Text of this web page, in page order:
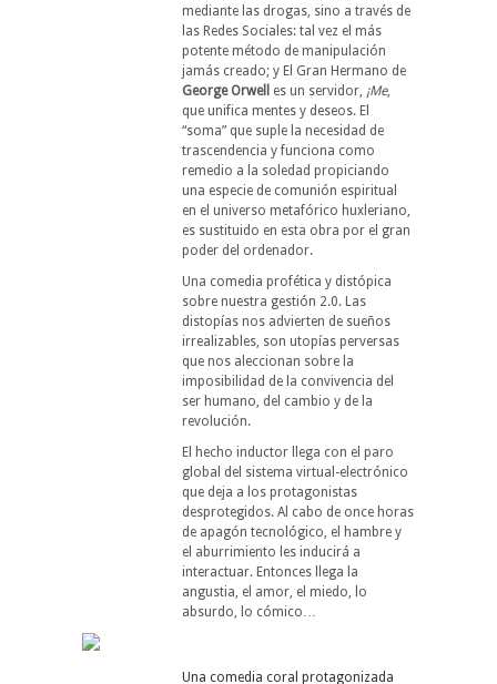
mediante las drogas, sino a través de
las Redes Sociales: tal vez el más
potente método de manipulación
jamás creado; y El Gran Hermano de
George Orwell es un servidor, ¡Me,
que unifica mentes y deseos. El
“soma” que suple la necesidad de
trascendencia y funciona como
remedio a la soledad propiciando
una especie de comunión espiritual
en el universo metafórico huxleriano,
es sustituido en esta obra por el gran
poder del ordenador.
Una comedia profética y distópica
sobre nuestra gestión 2.0. Las
distopías nos advierten de sueños
irrealizables, son utopías perversas
que nos aleccionan sobre la
imposibilidad de la convivencia del
ser humano, del cambio y de la
revolución.
El hecho inductor llega con el paro
global del sistema virtual-electrónico
que deja a los protagonistas
desprotegidos. Al cabo de once horas
de apagón tecnológico, el hambre y
el aburrimiento les inducirá a
interactuar. Entonces llega la
angustia, el amor, el miedo, lo
absurdo, lo cómico…
Una comedia coral protagonizada